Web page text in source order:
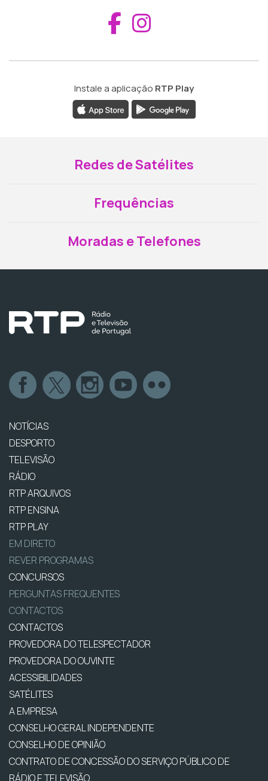
Aceder ao
Instale a aplicação RTP Play
Redes de Satélites
Frequências
Moradas e Telefones
NOTÍCIAS
DESPORTO
TELEVISÃO
RÁDIO
RTP ARQUIVOS
RTP ENSINA
RTP PLAY
EM DIRETO
REVER PROGRAMAS
CONCURSOS
PERGUNTAS FREQUENTES
CONTACTOS
CONTACTOS
PROVEDORA DO TELESPECTADOR
PROVEDORA DO OUVINTE
ACESSIBILIDADES
SATÉLITES
A EMPRESA
CONSELHO GERAL INDEPENDENTE
CONSELHO DE OPINIÃO
CONTRATO DE CONCESSÃO DO SERVIÇO PÚBLICO DE
RÁDIO E TELEVISÃO